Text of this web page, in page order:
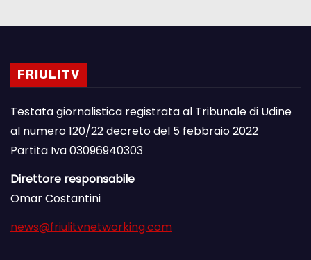
FRIULITV
Testata giornalistica registrata al Tribunale di Udine
al numero 120/22 decreto del 5 febbraio 2022
Partita Iva 03096940303
Direttore responsabile
Omar Costantini
news@friulitvnetworking.com